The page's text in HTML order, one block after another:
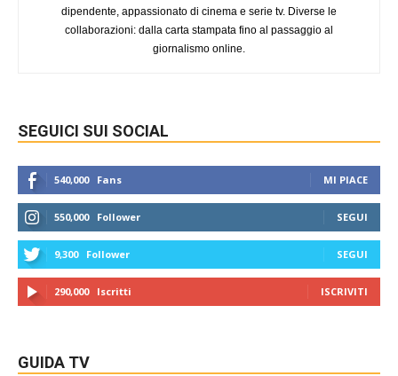
dipendente, appassionato di cinema e serie tv. Diverse le
collaborazioni: dalla carta stampata fino al passaggio al
giornalismo online.
SEGUICI SUI SOCIAL
540,000 Fans MI PIACE
550,000 Follower SEGUI
9,300 Follower SEGUI
290,000 Iscritti ISCRIVITI
GUIDA TV